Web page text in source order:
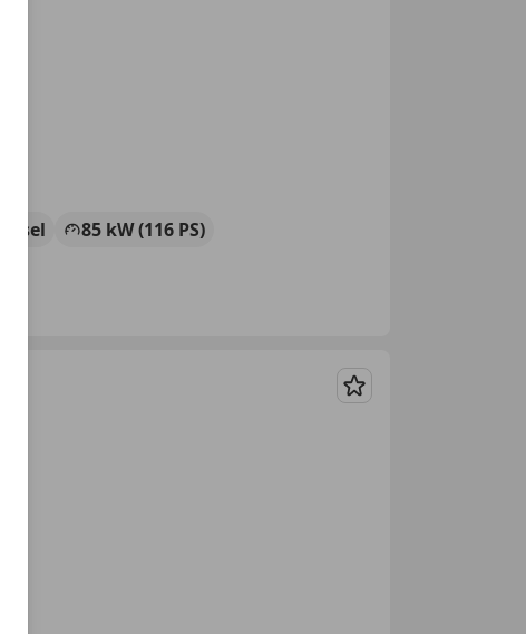
Diesel
85 kW (116 PS)
Merken